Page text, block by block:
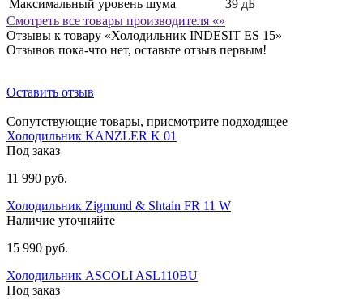
Максимальный уровень шума
39 дБ
Смотреть все товары производителя «»
Отзывы к товару «Холодильник INDESIT ES 15»
Отзывов пока-что нет, оставьте отзыв первым!
Оставить отзыв
Сопутствующие товары, присмотрите подходящее
Холодильник KANZLER K 01
Под заказ
11 990 руб.
Холодильник Zigmund & Shtain FR 11 W
Наличие уточняйте
15 990 руб.
Холодильник ASCOLI ASL110BU
Под заказ